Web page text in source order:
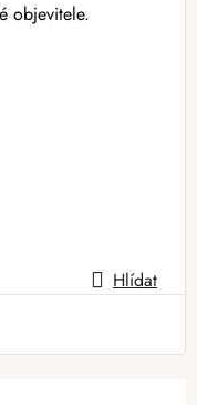
objevitele.
Hlídat